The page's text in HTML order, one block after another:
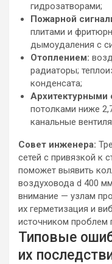
гидрозатворами;
Пожарной
плитами и
дымоудаления с
Отоплением:
радиаторы;
конденсата;
Архитектурными
потолками ниже
канальные
Совет инженера:
сетей с привязкой к
поможет выявить
воздуховода d 400
внимание — узлам
их герметизация и
источником проблем
Типовые
их